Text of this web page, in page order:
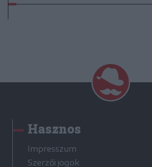
Hasznos
Impresszum
Szerzői jogok